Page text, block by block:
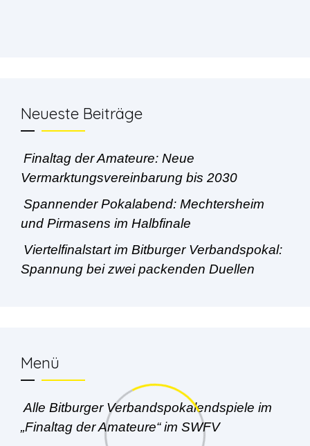
Neueste Beiträge
Finaltag der Amateure: Neue
Vermarktungsvereinbarung bis 2030
Spannender Pokalabend: Mechtersheim
und Pirmasens im Halbfinale
Viertelfinalstart im Bitburger Verbandspokal:
Spannung bei zwei packenden Duellen
Menü
Alle Bitburger Verbandspokalendspiele im
„Finaltag der Amateure“ im SWFV